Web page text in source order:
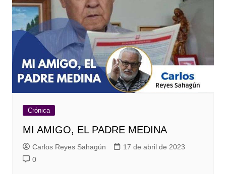
Crónica
MI AMIGO, EL PADRE MEDINA
Carlos Reyes Sahagún
17 de abril de 2023
0